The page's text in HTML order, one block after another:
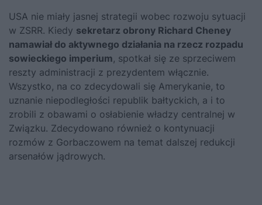
USA nie miały jasnej strategii wobec rozwoju sytuacji
w ZSRR. Kiedy sekretarz obrony Richard Cheney
namawiał do aktywnego działania na rzecz rozpadu
sowieckiego imperium, spotkał się ze sprzeciwem
reszty administracji z prezydentem włącznie.
Wszystko, na co zdecydowali się Amerykanie, to
uznanie niepodległości republik bałtyckich, a i to
zrobili z obawami o osłabienie władzy centralnej w
Związku. Zdecydowano również o kontynuacji
rozmów z Gorbaczowem na temat dalszej redukcji
arsenałów jądrowych.